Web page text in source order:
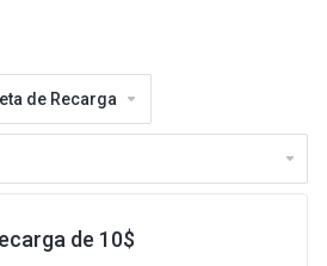
de Recarga
de 10$